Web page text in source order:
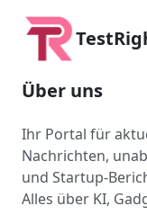
Über uns
Ihr Portal für
Nachrichten,
und Startup-
Alles über KI,